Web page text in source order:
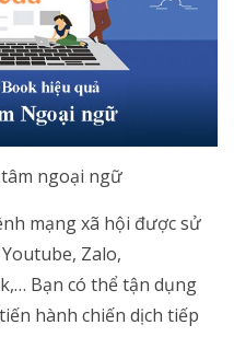
ngoại ngữ
mạng xã hội được sử
Zalo,
Bạn có thể tận dụng
hành chiến dịch tiếp